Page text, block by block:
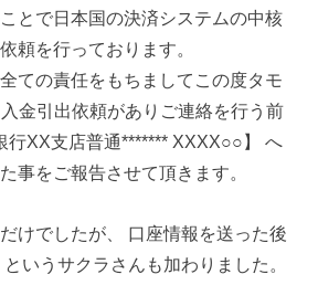
とで日本国の決済システムの中核
頼を行っております。
ての責任をもちましてこの度タモ
金引出依頼がありご連絡を行う前
行XX支店普通******* XXXX○○】 へ
事をご報告させて頂きます。
けでしたが、 口座情報を送った後
いうサクラさんも加わりました。